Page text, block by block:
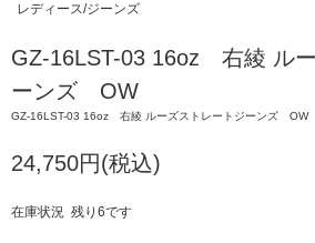
レディース/ジーンズ
GZ-16LST-03 16oz 右綾 ル
ーンズ OW
GZ-16LST-03 16oz 右綾 ルーズストレートジーンズ OW
24,750円(税込)
在庫状況 残り6です